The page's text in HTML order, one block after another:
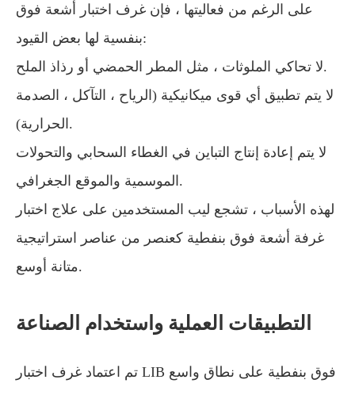
على الرغم من فعاليتها ، فإن غرف اختبار أشعة فوق
بنفسية لها بعض القيود:
لا تحاكي الملوثات ، مثل المطر الحمضي أو رذاذ الملح.
لا يتم تطبيق أي قوى ميكانيكية (الرياح ، التآكل ، الصدمة
الحرارية).
لا يتم إعادة إنتاج التباين في الغطاء السحابي والتحولات
الموسمية والموقع الجغرافي.
لهذه الأسباب ، تشجع ليب المستخدمين على علاج اختبار
غرفة أشعة فوق بنفطية كعنصر من عناصر استراتيجية
متانة أوسع.
التطبيقات العملية واستخدام الصناعة
تم اعتماد غرف اختبار LIB فوق بنفطية على نطاق واسع